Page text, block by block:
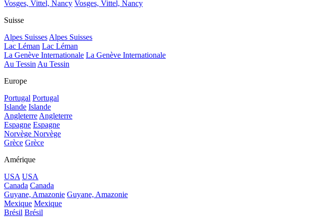
Vosges, Vittel, Nancy Vosges, Vittel, Nancy
Suisse
Alpes Suisses Alpes Suisses
Lac Léman Lac Léman
La Genève Internationale La Genève Internationale
Au Tessin Au Tessin
Europe
Portugal Portugal
Islande Islande
Angleterre Angleterre
Espagne Espagne
Norvège Norvège
Grèce Grèce
Amérique
USA USA
Canada Canada
Guyane, Amazonie Guyane, Amazonie
Mexique Mexique
Brésil Brésil